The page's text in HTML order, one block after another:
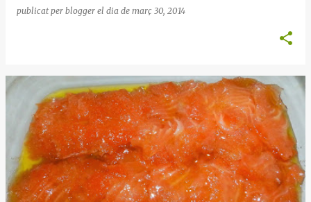
publicat per blogger el dia de març 30, 2014